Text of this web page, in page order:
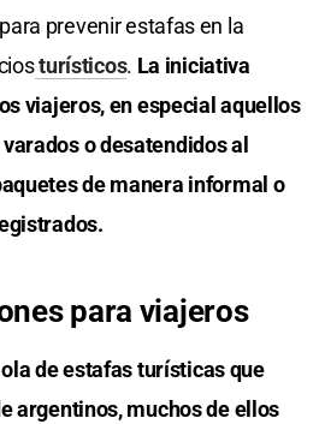
prevenir estafas en la
turísticos. La iniciativa
viajeros, en especial aquellos
o desatendidos al
de manera informal o
para viajeros
de estafas turísticas que
argentinos, muchos de ellos